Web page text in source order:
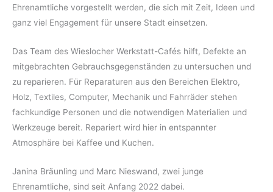
Ehrenamtliche vorgestellt werden, die sich mit Zeit, Ideen und
ganz viel Engagement für unsere Stadt einsetzen.
Das Team des Wieslocher Werkstatt-Cafés hilft, Defekte an
mitgebrachten Gebrauchsgegenständen zu untersuchen und
zu reparieren. Für Reparaturen aus den Bereichen Elektro,
Holz, Textiles, Computer, Mechanik und Fahrräder stehen
fachkundige Personen und die notwendigen Materialien und
Werkzeuge bereit. Repariert wird hier in entspannter
Atmosphäre bei Kaffee und Kuchen.
Janina Bräunling und Marc Nieswand, zwei junge
Ehrenamtliche, sind seit Anfang 2022 dabei.